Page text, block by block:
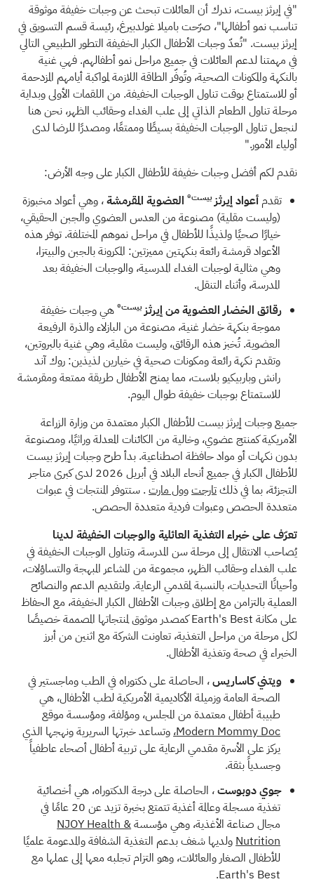
"في إيرثز بيست، ندرك أن العائلات تبحث عن وجبات خفيفة موثوقة
تناسب نمو أطفالها"، صرّحت باميلا غولدبيرغ، رئيسة قسم التسويق في
إيرثز بيست. "تُعدّ وجبات الأطفال الكبار الخفيفة التطور الطبيعي التالي
في مهمتنا لدعم العائلات في جميع مراحل نمو أطفالهم. فهي غنية
بالنكهة والمكونات الصحية، وتُوفّر الطاقة اللازمة لمواكبة أيامهم المزدحمة
أو للاستمتاع بوقت تناول الوجبات الخفيفة. من اللقمات الأولى وبداية
مرحلة تناول الطعام الذاتي إلى علب الغداء وحقائب الظهر، نحن هنا
لنجعل تناول الوجبات الخفيفة بسيطًا وممتعًا، ومصدرًا للرضا لدى
أولياء الأمور."
نقدم لكم أفضل وجبات خفيفة للأطفال الكبار على وجه الأرض:
تقدم أعواد إيرثزبيست®العضوية المقرمشة، وهي أعواد مخبوزة
(وليست مقلية) مصنوعة من العدس العضوي والجبن الحقيقي،
خيارًا صحيًا ولذيذًا للأطفال في مراحل نموهم المختلفة. توفر هذه
الأعواد قرمشة رائعة بنكهتين مميزتين: المكرونة بالجبن والبيتزا،
وهي مثالية لوجبات الغداء المدرسية، والوجبات الخفيفة بعد
المدرسة، وأثناء التنقل.
رقائق الخضار العضوية من إيرثزبيست®هي وجبات خفيفة
مموجة بنكهة خضار غنية، مصنوعة من البازلاء والذرة الرفيعة
العضوية. تُخبز هذه الرقائق، وليست مقلية، وهي غنية بالبروتين،
وتقدم نكهة رائعة ومكونات صحية في خيارين لذيذين: روك آند
رانش وباربيكيو بلاست، مما يمنح الأطفال طريقة ممتعة ومقرمشة
للاستمتاع بوجبات خفيفة طوال اليوم.
جميع وجبات إيرثز بيست للأطفال الكبار معتمدة من وزارة الزراعة
الأمريكية كمنتج عضوي، وخالية من الكائنات المعدلة وراثيًا، ومصنوعة
بدون نكهات أو مواد حافظة اصطناعية. بدأ طرح وجبات إيرثز بيست
للأطفال الكبار في جميع أنحاء البلاد في أبريل 2026 لدى كبرى متاجر
التجزئة، بما في ذلكتارجتوول مارت. ستتوفر المنتجات في عبوات
متعددة الحصص وعبوات فردية متعددة الحصص.
تعرّف على خبراء التغذية العائلية والوجبات الخفيفة لدينا
يُصاحب الانتقال إلى مرحلة سن المدرسة، وتناول الوجبات الخفيفة في
علب الغداء وحقائب الظهر، مجموعة من المشاعر المبهجة والتساؤلات،
وأحيانًا التحديات، بالنسبة لمقدمي الرعاية. ولتقديم الدعم والنصائح
العملية بالتزامن مع إطلاق وجبات الأطفال الكبار الخفيفة، مع الحفاظ
على مكانة Earth's Best كمصدر موثوق لمنتجاتها المصممة خصيصًا
لكل مرحلة من مراحل التغذية، تعاونت الشركة مع اثنين من أبرز
الخبراء في صحة وتغذية الأطفال.
ويتني كاساريس، الحاصلة على دكتوراه في الطب وماجستير في
الصحة العامة وزميلة الأكاديمية الأمريكية لطب الأطفال، هي
طبيبة أطفال معتمدة من المجلس، ومؤلفة، ومؤسسة موقع
Modern Mommy Doc،وتساعد خبرتها السريرية ونهجها الذي
يركز على الأسرة مقدمي الرعاية على تربية أطفال أصحاء عاطفياً
وجسدياً بثقة.
جوي دوبوست، الحاصلة على درجة الدكتوراه، هي أخصائية
تغذية مسجلة وعالمة أغذية تتمتع بخبرة تزيد عن 20 عامًا في
مجال صناعة الأغذية، وهي مؤسسةNJOY Health &
Nutritionولديها شغف بدعم التغذية الشفافة والمدعومة علميًا
للأطفال الصغار والعائلات، وهو التزام تجلبه معها إلى عملها مع
Earth's Best.